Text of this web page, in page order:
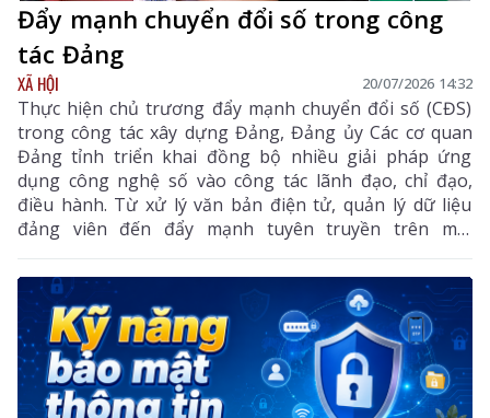
Đẩy mạnh chuyển đổi số trong công
tác Đảng
XÃ HỘI 20/07/2026 14:32
Thực hiện chủ trương đẩy mạnh chuyển đổi số (CĐS)
trong công tác xây dựng Đảng, Đảng ủy Các cơ quan
Đảng tỉnh triển khai đồng bộ nhiều giải pháp ứng
dụng công nghệ số vào công tác lãnh đạo, chỉ đạo,
điều hành. Từ xử lý văn bản điện tử, quản lý dữ liệu
đảng viên đến đẩy mạnh tuyên truyền trên môi
trường số, CĐS đã góp phần đổi mới phương thức
hoạt động, nâng cao hiệu lực, hiệu quả công tác xây
dựng Đảng, tạo nền tảng để xây dựng tổ chức Đảng
ngày càng hiện đại, đáp ứng yêu cầu nhiệm vụ trong
tình hình mới.